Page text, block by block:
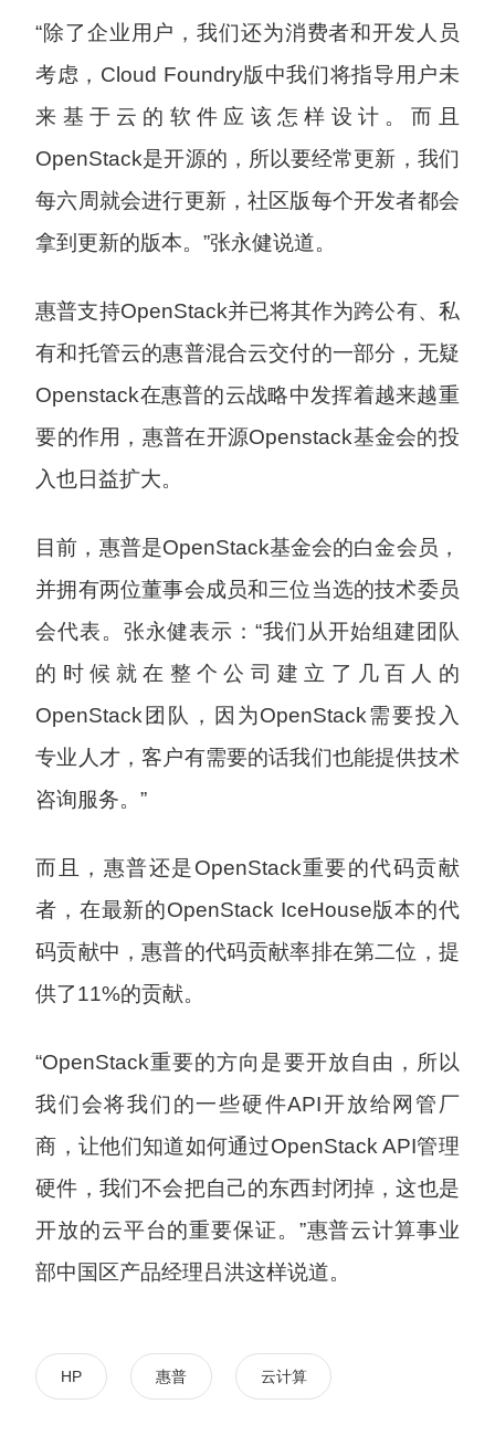
“除了企业用户，我们还为消费者和开发人员
考虑，Cloud Foundry版中我们将指导用户未
来基于云的软件应该怎样设计。而且
OpenStack是开源的，所以要经常更新，我们
每六周就会进行更新，社区版每个开发者都会
拿到更新的版本。”张永健说道。
惠普支持OpenStack并已将其作为跨公有、私
有和托管云的惠普混合云交付的一部分，无疑
Openstack在惠普的云战略中发挥着越来越重
要的作用，惠普在开源Openstack基金会的投
入也日益扩大。
目前，惠普是OpenStack基金会的白金会员，
并拥有两位董事会成员和三位当选的技术委员
会代表。张永健表示：“我们从开始组建团队
的时候就在整个公司建立了几百人的
OpenStack团队，因为OpenStack需要投入
专业人才，客户有需要的话我们也能提供技术
咨询服务。”
而且，惠普还是OpenStack重要的代码贡献
者，在最新的OpenStack IceHouse版本的代
码贡献中，惠普的代码贡献率排在第二位，提
供了11%的贡献。
“OpenStack重要的方向是要开放自由，所以
我们会将我们的一些硬件API开放给网管厂
商，让他们知道如何通过OpenStack API管理
硬件，我们不会把自己的东西封闭掉，这也是
开放的云平台的重要保证。”惠普云计算事业
部中国区产品经理吕洪这样说道。
HP 惠普 云计算